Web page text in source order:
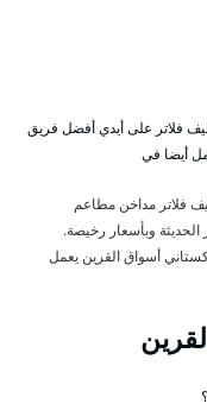
فلاتر على أيدي أفضل فريق
أيضا في
فلاتر مداخن مطاعم
الحديثة وبأسعار رخيصة.
أسواق القرين يعمل